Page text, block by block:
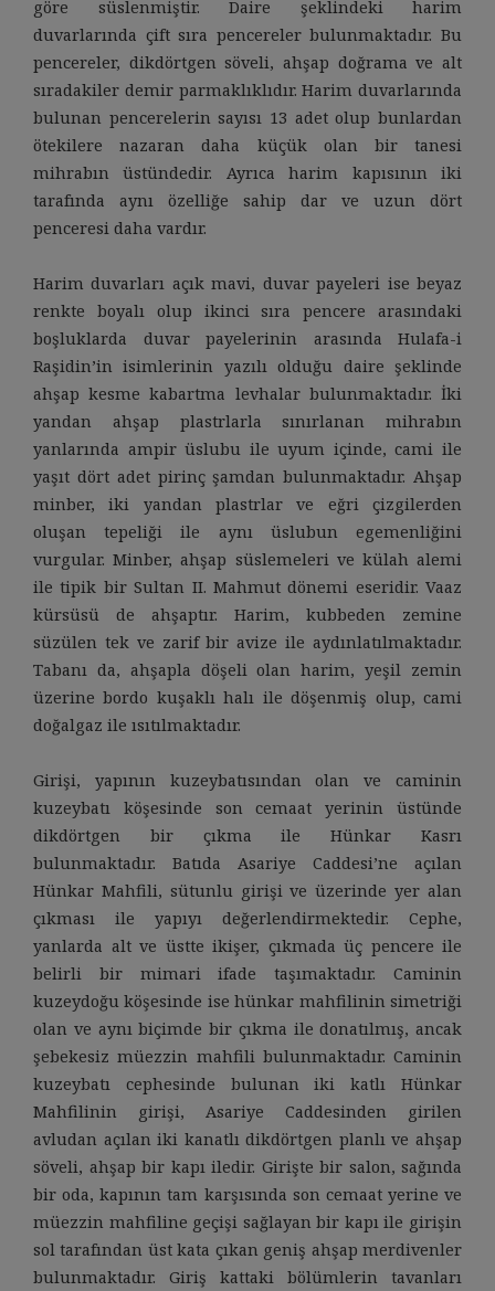
göre süslenmiştir. Daire şeklindeki harim
duvarlarında çift sıra pencereler bulunmaktadır. Bu
pencereler, dikdörtgen söveli, ahşap doğrama ve alt
sıradakiler demir parmaklıklıdır. Harim duvarlarında
bulunan pencerelerin sayısı 13 adet olup bunlardan
ötekilere nazaran daha küçük olan bir tanesi
mihrabın üstündedir. Ayrıca harim kapısının iki
tarafında aynı özelliğe sahip dar ve uzun dört
penceresi daha vardır.
Harim duvarları açık mavi, duvar payeleri ise beyaz
renkte boyalı olup ikinci sıra pencere arasındaki
boşluklarda duvar payelerinin arasında Hulafa-i
Raşidin’in isimlerinin yazılı olduğu daire şeklinde
ahşap kesme kabartma levhalar bulunmaktadır. İki
yandan ahşap plastrlarla sınırlanan mihrabın
yanlarında ampir üslubu ile uyum içinde, cami ile
yaşıt dört adet pirinç şamdan bulunmaktadır. Ahşap
minber, iki yandan plastrlar ve eğri çizgilerden
oluşan tepeliği ile aynı üslubun egemenliğini
vurgular. Minber, ahşap süslemeleri ve külah alemi
ile tipik bir Sultan II. Mahmut dönemi eseridir. Vaaz
kürsüsü de ahşaptır. Harim, kubbeden zemine
süzülen tek ve zarif bir avize ile aydınlatılmaktadır.
Tabanı da, ahşapla döşeli olan harim, yeşil zemin
üzerine bordo kuşaklı halı ile döşenmiş olup, cami
doğalgaz ile ısıtılmaktadır.
Girişi, yapının kuzeybatısından olan ve caminin
kuzeybatı köşesinde son cemaat yerinin üstünde
dikdörtgen bir çıkma ile Hünkar Kasrı
bulunmaktadır. Batıda Asariye Caddesi’ne açılan
Hünkar Mahfili, sütunlu girişi ve üzerinde yer alan
çıkması ile yapıyı değerlendirmektedir. Cephe,
yanlarda alt ve üstte ikişer, çıkmada üç pencere ile
belirli bir mimari ifade taşımaktadır. Caminin
kuzeydoğu köşesinde ise hünkar mahfilinin simetriği
olan ve aynı biçimde bir çıkma ile donatılmış, ancak
şebekesiz müezzin mahfili bulunmaktadır. Caminin
kuzeybatı cephesinde bulunan iki katlı Hünkar
Mahfilinin girişi, Asariye Caddesinden girilen
avludan açılan iki kanatlı dikdörtgen planlı ve ahşap
söveli, ahşap bir kapı iledir. Girişte bir salon, sağında
bir oda, kapının tam karşısında son cemaat yerine ve
müezzin mahfiline geçişi sağlayan bir kapı ile girişin
sol tarafından üst kata çıkan geniş ahşap merdivenler
bulunmaktadır. Giriş kattaki bölümlerin tavanları